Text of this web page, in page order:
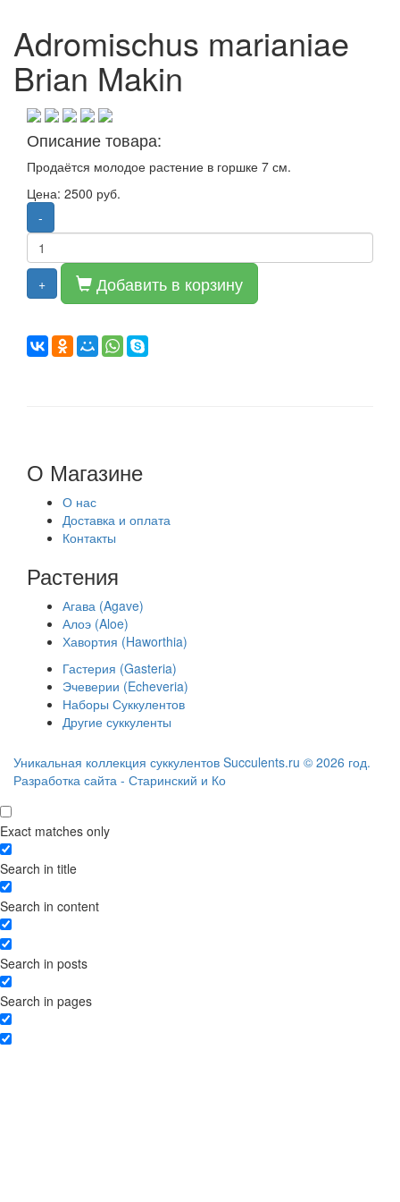
Adromischus marianiae
Brian Makin
Описание товара:
Продаётся молодое растение в горшке 7 см.
Цена: 2500 руб.
-
+ Добавить в корзину
О Магазине
О нас
Доставка и оплата
Контакты
Растения
Агава (Agave)
Алоэ (Aloe)
Хавортия (Haworthia)
Гастерия (Gasteria)
Эчеверии (Echeveria)
Наборы Суккулентов
Другие суккуленты
Уникальная коллекция суккулентов Succulents.ru © 2026 год.
Разработка сайта - Старинский и Ко
Exact matches only
Search in title
Search in content
Search in posts
Search in pages